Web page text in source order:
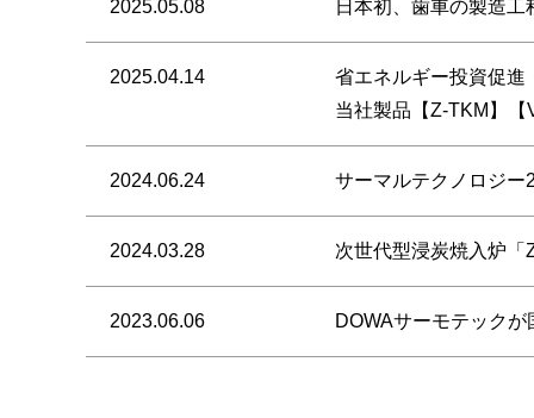
2025.05.08 日本初、歯車の製造
2025.04.14
省エネルギー投資促進
当社製品【Z-TKM】
2024.06.24 サーマルテクノロジー
2024.03.28 次世代型浸炭焼入炉
2023.06.06 DOWAサーモテック